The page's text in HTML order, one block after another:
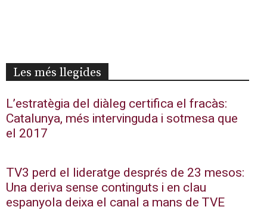
Les més llegides
L’estratègia del diàleg certifica el fracàs:
Catalunya, més intervinguda i sotmesa que
el 2017
TV3 perd el lideratge després de 23 mesos:
Una deriva sense continguts i en clau
espanyola deixa el canal a mans de TVE